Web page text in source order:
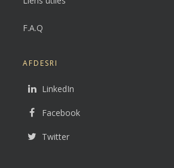
F.A.Q
AFDESRI
LinkedIn
Facebook
Twitter